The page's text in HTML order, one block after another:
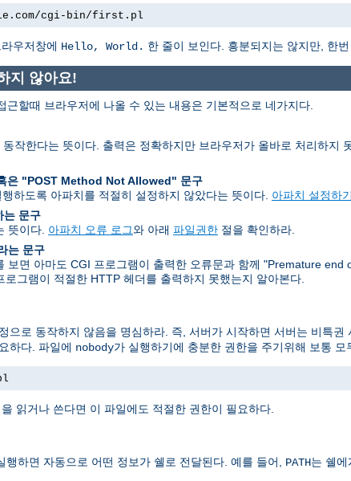
cgi-bin/first.pl
우저창에 Hello, World. 한 줄이 보인다. 흥분되지는 않지만, 한
지 않아요!
근할때 브라우저에 나올 수 있는 내용은 기본적으로 네가지다.
작한다는 뜻이다. 출력은 정확하지만 브라우저가 올바로 처리하지
은 "POST Method Not Allowed" 문구
하도록 아파치를 적절히 설정하지 않았다는 뜻이다. 아파치 설정하기
문구
뜻이다. 아파치 오류 로그와 아래 파일권한 절을 확인하라.
는 문구
보면 아마도 CGI 프로그램이 출력한 오류문과 함께 "Premature
로그램이 적절한 HTTP 헤더를 출력하지 못했는지 알아본다.
으로 동작하지 않음을 명심하라. 즉, 서버가 시작하면 서버는 비특권
하다. 파일에 nobody가 실행하기에 충분한 권한을 주기위해 보통 모
읽거나 쓴다면 이 파일에도 적절한 권한이 필요하다.
행하면 자동으로 어떤 정보가 쉘로 전달된다. 예를 들어, PATH는 쉘